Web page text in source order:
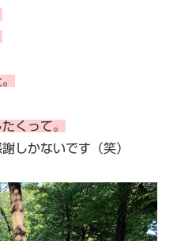
くって。
しかないです（笑）